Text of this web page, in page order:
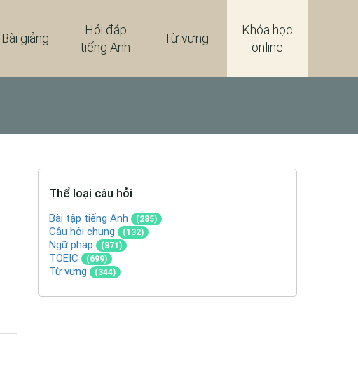
Khóa học
online
Từ vựng
Hỏi đáp
tiếng Anh
Bài giảng
Thể loại câu hỏi
Bài tập tiếng Anh (285)
Câu hỏi chung (132)
Ngữ pháp (871)
TOEIC (699)
Từ vựng (344)